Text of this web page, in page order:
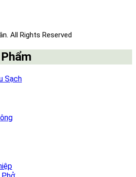
All Rights Reserved
Sạch